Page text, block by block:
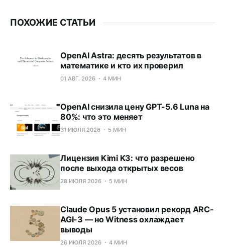
ПОХОЖИЕ СТАТЬИ
OpenAI Astra: десять результатов в
математике и кто их проверил
01 АВГ. 2026 4 МИН
OpenAI снизила цену GPT-5.6 Luna на
80%: что это меняет
31 ИЮЛЯ 2026 5 МИН
Лицензия Kimi K3: что разрешено
после выхода открытых весов
28 ИЮЛЯ 2026 5 МИН
Claude Opus 5 установил рекорд ARC-
AGI-3 — но Witness охлаждает
выводы
26 ИЮЛЯ 2026 4 МИН